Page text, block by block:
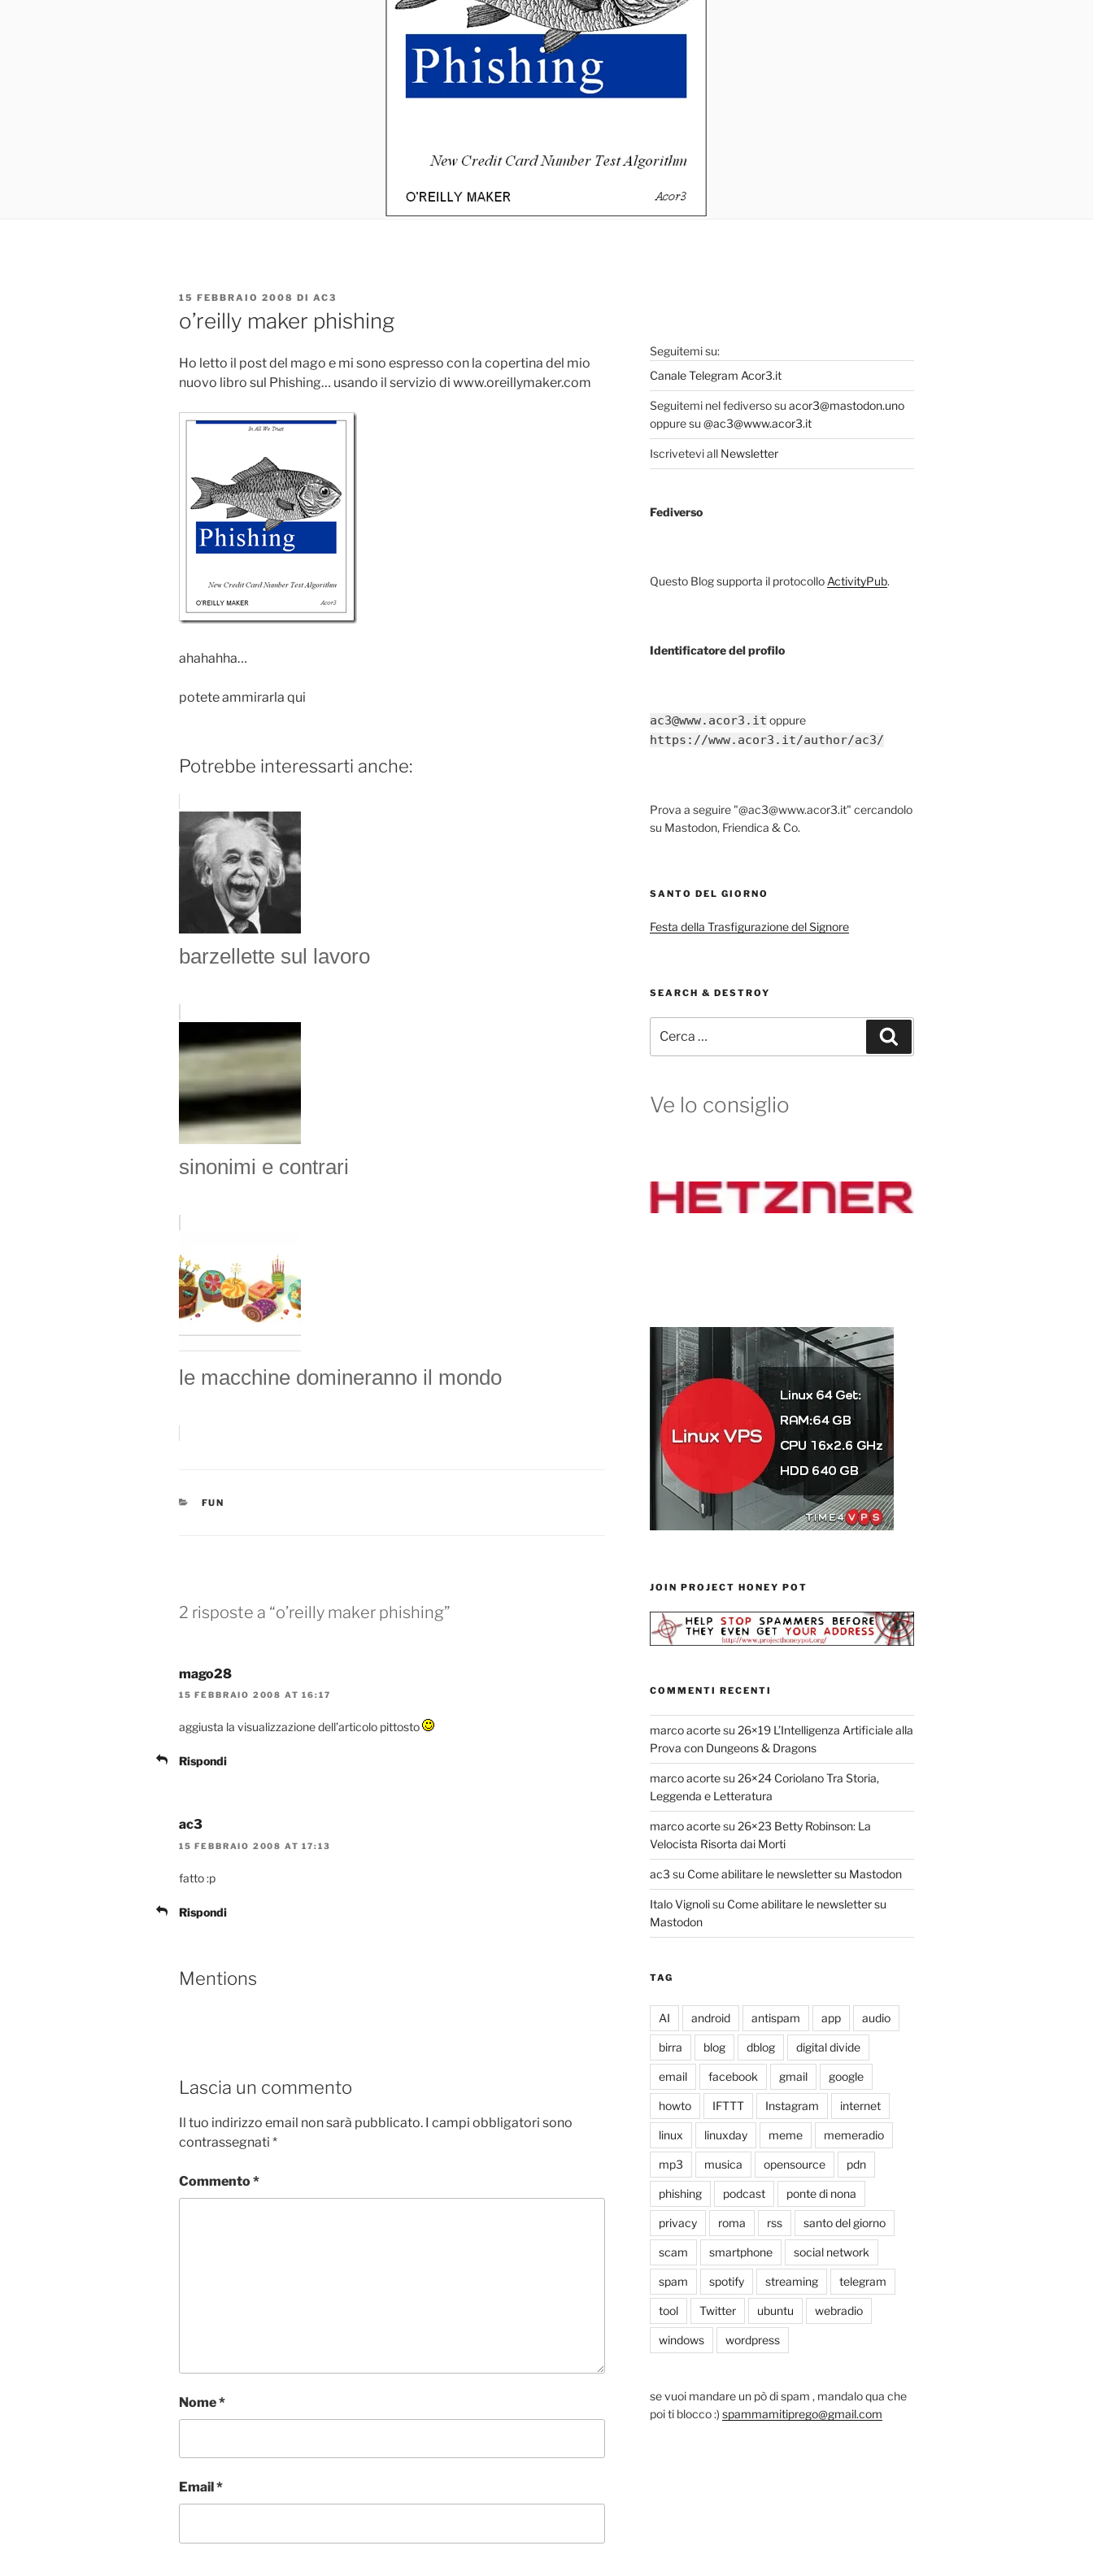
PUBBLICATO
15 FEBBRAIO 2008 DI AC3
o’reilly maker phishing
Ho letto il post del mago e mi sono espresso con la copertina del mio
nuovo libro sul Phishing… usando il servizio di www.oreillymaker.com
ahahahha…
potete ammirarla qui
Potrebbe interessarti anche:
barzellette sul lavoro
sinonimi e contrari
le macchine domineranno il mondo
CATEGORIE
FUN
2 risposte a “o’reilly maker phishing”
mago28
15 FEBBRAIO 2008 AT 16:17
aggiusta la visualizzazione dell’articolo pittosto
Rispondi
ac3
15 FEBBRAIO 2008 AT 17:13
fatto :p
Rispondi
Mentions
Lascia un commento
Il tuo indirizzo email non sarà pubblicato. I campi obbligatori sono
contrassegnati *
Commento*
Nome*
Email *
Seguitemi su:
Canale Telegram Acor3.it
Seguitemi nel fediverso su acor3@mastodon.uno
oppure su @ac3@www.acor3.it
Iscrivetevi all Newsletter
Fediverso
Questo Blog supporta il protocollo ActivityPub.
Identificatore del profilo
ac3@www.acor3.it oppure
https://www.acor3.it/author/ac3/
Prova a seguire "@ac3@www.acor3.it" cercandolo
su Mastodon, Friendica & Co.
SANTO DEL GIORNO
Festa della Trasfigurazione del Signore
SEARCH & DESTROY
Ve lo consiglio
JOIN PROJECT HONEY POT
COMMENTI RECENTI
marco acortesu 26×19 L’Intelligenza Artificiale alla
Prova con Dungeons & Dragons
marco acortesu 26×24 Coriolano Tra Storia,
Leggenda e Letteratura
marco acortesu 26×23 Betty Robinson: La
Velocista Risorta dai Morti
ac3 su Come abilitare le newsletter su Mastodon
Italo Vignolisu Come abilitare le newsletter su
Mastodon
TAG
AI android antispam app audio
birra blog dblog digital divide
email facebook gmail google
howto IFTTT Instagram internet
linux linuxday meme memeradio
mp3 musica opensource pdn
phishing podcast ponte di nona
privacy roma rss santo del giorno
scam smartphone social network
spam spotify streaming telegram
tool Twitter ubuntu webradio
windows wordpress
se vuoi mandare un pò di spam , mandalo qua che
poi ti blocco :) spammamitiprego@gmail.com